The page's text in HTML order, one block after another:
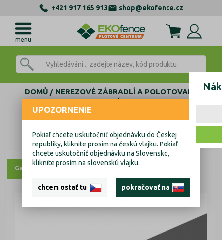
+421 917 165 913 shop@ekofence.cz
menu
DOMŮ
NEREZOVÉ ZÁBRADLÍ A POLOTOVARY
AL KOTEVNÍ PROFILY
ZÁSLEPKY, TĚSNĚNÍ, KOTVENÍ
KOTVENÍ SKLA KOMPONENTY
Tesnení skla
Galerie Výkresy
UPOZORNENIE
Pokiaľ chcete uskutočniť objednávku do Českej
republiky, kliknite prosím na českú vlajku. Pokiaľ
chcete uskutočniť objednávku na Slovensko,
kliknite prosím na slovenskú vlajku.
chcem ostať tu pokračovať na